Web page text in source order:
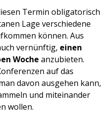
Termin obligatorisch
Lage verschiedene
können. Aus
vernünftig, einen
Woche anzubieten.
auf das
davon ausgehen kann,
und miteinander
wollen.